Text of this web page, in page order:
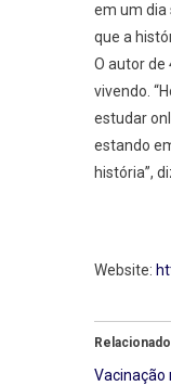
em um dia
que a
O autor de
vivendo.
estudar
estando
história”,
Website:
Relacionado
Vacinação